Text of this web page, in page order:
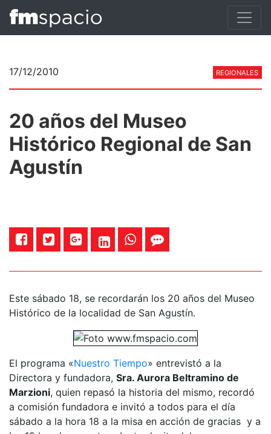
17/12/2010 REGIONALES
20 años del Museo
Histórico Regional de San
Agustín
Este sábado 18, se recordarán los 20 años del Museo
Histórico de la localidad de San Agustín.
El programa «Nuestro Tiempo» entrevistó a la
Directora y fundadora, Sra. Aurora Beltramino de
Marzioni, quien repasó la historia del mismo, recordó
a comisión fundadora e invitó a todos para el día
sábado a la hora 18 a la misa en acción de gracias y a